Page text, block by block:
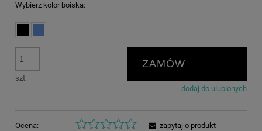
Wybierz kolor boiska:
szt.
ZAMÓW
dodaj do ulubionych
Ocena:
zapytaj o produkt